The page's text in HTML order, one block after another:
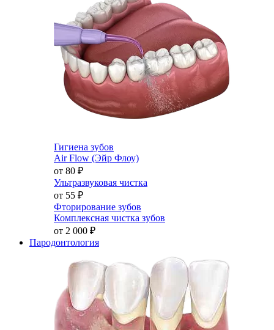
Гигиена зубов
Air Flow (Эйр Флоу)
от 80 ₽
Ультразвуковая чистка
от 55 ₽
Фторирование зубов
Комплексная чистка зубов
от 2 000 ₽
Пародонтология